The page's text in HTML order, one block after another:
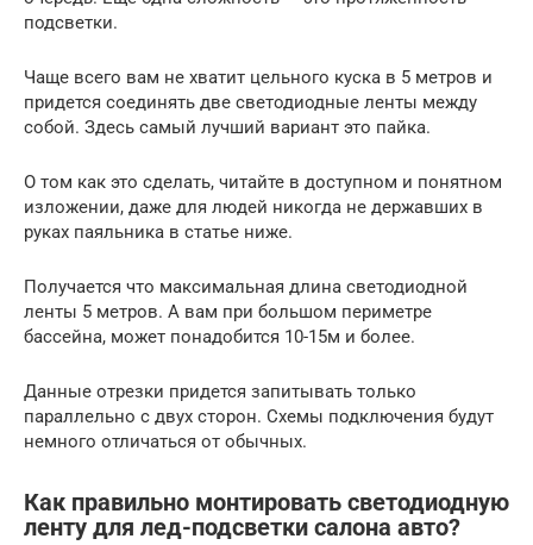
подсветки.
Чаще всего вам не хватит цельного куска в 5 метров и
придется соединять две светодиодные ленты между
собой. Здесь самый лучший вариант это пайка.
О том как это сделать, читайте в доступном и понятном
изложении, даже для людей никогда не державших в
руках паяльника в статье ниже.
Получается что максимальная длина светодиодной
ленты 5 метров. А вам при большом периметре
бассейна, может понадобится 10-15м и более.
Данные отрезки придется запитывать только
параллельно с двух сторон. Схемы подключения будут
немного отличаться от обычных.
Как правильно монтировать светодиодную
ленту для лед-подсветки салона авто?